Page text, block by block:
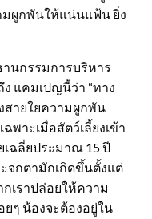
มผูกพันให้แน่นแฟ้น ยิ่ง
นกรรมการบริหาร
แคมเปญนี้ว่า “ทาง
สายใยความผูกพัน
พาะเมื่อสัตว์เลี้ยงเข้า
ฉลี่ยประมาณ 15 ปี
จกตามักเกิดขึ้นตั้งแต่
เราปล่อยให้ความ
ยๆ น้องจะต้องอยู่ใน